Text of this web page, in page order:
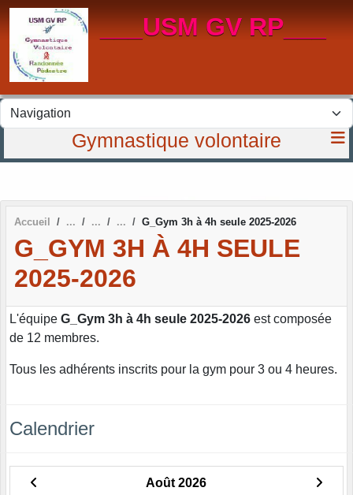
___USM GV RP___
Gymnastique volontaire
Accueil G_Gym 3h à 4h seule 2025-2026
G_GYM 3H À 4H SEULE
2025-2026
L'équipe G_Gym 3h à 4h seule 2025-2026 est composée
de 12 membres.
Tous les adhérents inscrits pour la gym pour 3 ou 4 heures.
Calendrier
Août 2026
Panneau de gestion des cookies